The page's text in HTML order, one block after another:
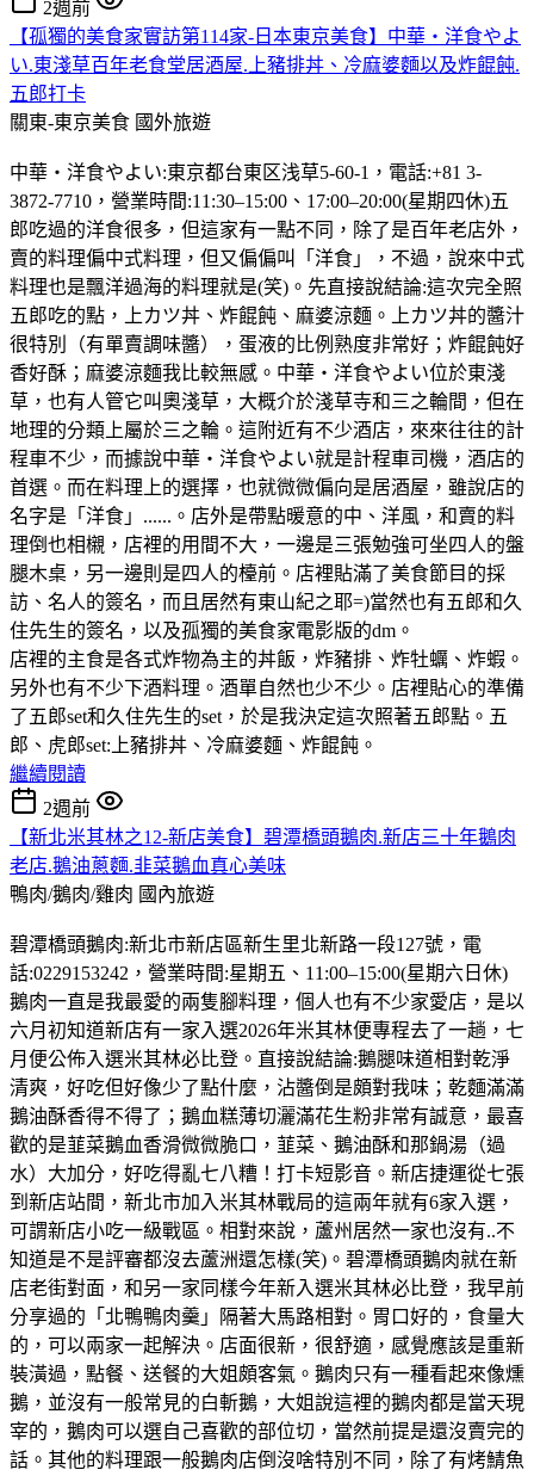
2週前
【孤獨的美食家實訪第114家-日本東京美食】中華・洋食やよ
い.東淺草百年老食堂居酒屋.上豬排丼、冷麻婆麵以及炸餛飩.
五郎打卡
關東-東京美食 國外旅遊
中華・洋食やよい:東京都台東区浅草5-60-1，電話:+81 3-
3872-7710，營業時間:11:30–15:00、17:00–20:00(星期四休)五
郎吃過的洋食很多，但這家有一點不同，除了是百年老店外，
賣的料理偏中式料理，但又偏偏叫「洋食」，不過，說來中式
料理也是飄洋過海的料理就是(笑)。先直接說結論:這次完全照
五郎吃的點，上カツ丼、炸餛飩、麻婆涼麵。上カツ丼的醬汁
很特別（有單賣調味醬），蛋液的比例熟度非常好；炸餛飩好
香好酥；麻婆涼麵我比較無感。中華・洋食やよい位於東淺
草，也有人管它叫奧淺草，大概介於淺草寺和三之輪間，但在
地理的分類上屬於三之輪。這附近有不少酒店，來來往往的計
程車不少，而據說中華・洋食やよい就是計程車司機，酒店的
首選。而在料理上的選擇，也就微微偏向是居酒屋，雖說店的
名字是「洋食」......。店外是帶點暖意的中、洋風，和賣的料
理倒也相櫬，店裡的用間不大，一邊是三張勉強可坐四人的盤
腿木桌，另一邊則是四人的檯前。店裡貼滿了美食節目的採
訪、名人的簽名，而且居然有東山紀之耶=)當然也有五郎和久
住先生的簽名，以及孤獨的美食家電影版的dm。
店裡的主食是各式炸物為主的丼飯，炸豬排、炸牡蠣、炸蝦。
另外也有不少下酒料理。酒單自然也少不少。店裡貼心的準備
了五郎set和久住先生的set，於是我決定這次照著五郎點。五
郎、虎郎set:上豬排丼、冷麻婆麵、炸餛飩。
繼續閱讀
2週前
【新北米其林之12-新店美食】碧潭橋頭鵝肉.新店三十年鵝肉
老店.鵝油蔥麵.韭菜鵝血真心美味
鴨肉/鵝肉/雞肉 國內旅遊
碧潭橋頭鵝肉:新北市新店區新生里北新路一段127號，電
話:0229153242，營業時間:星期五、11:00–15:00(星期六日休)
鵝肉一直是我最愛的兩隻腳料理，個人也有不少家愛店，是以
六月初知道新店有一家入選2026年米其林便專程去了一趟，七
月便公佈入選米其林必比登。直接說結論:鵝腿味道相對乾淨
清爽，好吃但好像少了點什麼，沾醬倒是頗對我味；乾麵滿滿
鵝油酥香得不得了；鵝血糕薄切灑滿花生粉非常有誠意，最喜
歡的是韮菜鵝血香滑微微脆口，韮菜、鵝油酥和那鍋湯（過
水）大加分，好吃得亂七八糟！打卡短影音。新店捷運從七張
到新店站間，新北市加入米其林戰局的這兩年就有6家入選，
可謂新店小吃一級戰區。相對來說，蘆州居然一家也沒有..不
知道是不是評審都沒去蘆洲還怎樣(笑)。碧潭橋頭鵝肉就在新
店老街對面，和另一家同樣今年新入選米其林必比登，我早前
分享過的「北鴨鴨肉羹」隔著大馬路相對。胃口好的，食量大
的，可以兩家一起解決。店面很新，很舒適，感覺應該是重新
裝潢過，點餐、送餐的大姐頗客氣。鵝肉只有一種看起來像燻
鵝，並沒有一般常見的白斬鵝，大姐說這裡的鵝肉都是當天現
宰的，鵝肉可以選自己喜歡的部位切，當然前提是還沒賣完的
話。其他的料理跟一般鵝肉店倒沒啥特別不同，除了有烤鯖魚